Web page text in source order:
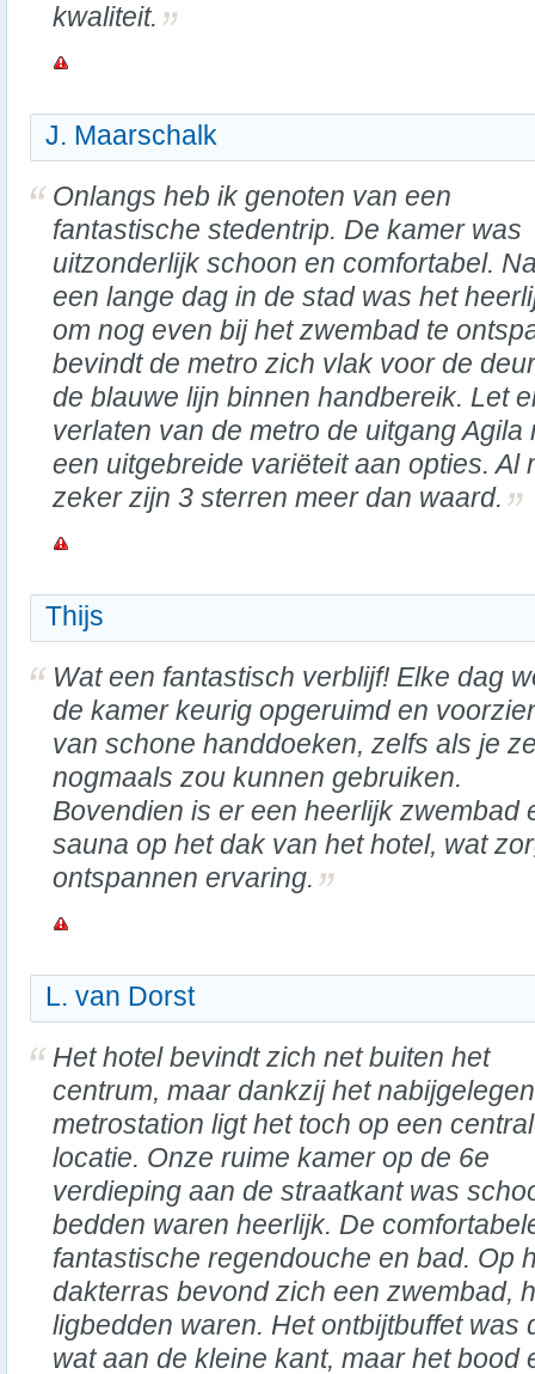
kwaliteit.
J. Maarschalk
Onlangs heb ik genoten van een
fantastische stedentrip. De kamer was
uitzonderlijk schoon en comfortabel.
een lange dag in de stad was het
om nog even bij het zwembad te
bevindt de metro zich vlak voor de
de blauwe lijn binnen handbereik. Let
verlaten van de metro de uitgang Agila
een uitgebreide variëteit aan opties. Al
zeker zijn 3 sterren meer dan waard.
Thijs
Wat een fantastisch verblijf! Elke dag
de kamer keurig opgeruimd en
van schone handdoeken, zelfs als je
nogmaals zou kunnen gebruiken.
Bovendien is er een heerlijk zwembad
sauna op het dak van het hotel, wat
ontspannen ervaring.
L. van Dorst
Het hotel bevindt zich net buiten het
centrum, maar dankzij het nabijgelegen
metrostation ligt het toch op een
locatie. Onze ruime kamer op de 6e
verdieping aan de straatkant was
bedden waren heerlijk. De
fantastische regendouche en bad. Op
dakterras bevond zich een zwembad,
ligbedden waren. Het ontbijtbuffet was
wat aan de kleine kant, maar het bood